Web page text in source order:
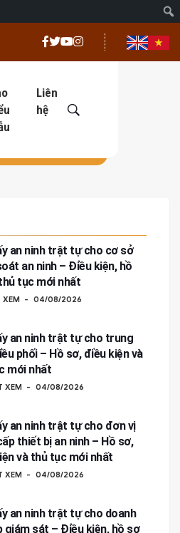
Liên
hệ
an ninh trật tự cho cơ sở
an ninh – Điều kiện, hồ
tục mới nhất
XEM 04/08/2026
an ninh trật tự cho trung
phối – Hồ sơ, điều kiện và
mới nhất
XEM 04/08/2026
an ninh trật tự cho đơn vị
thiết bị an ninh – Hồ sơ,
và thủ tục mới nhất
XEM 04/08/2026
an ninh trật tự cho doanh
giám sát – Điều kiện, hồ sơ